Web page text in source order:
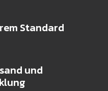
Standard
und